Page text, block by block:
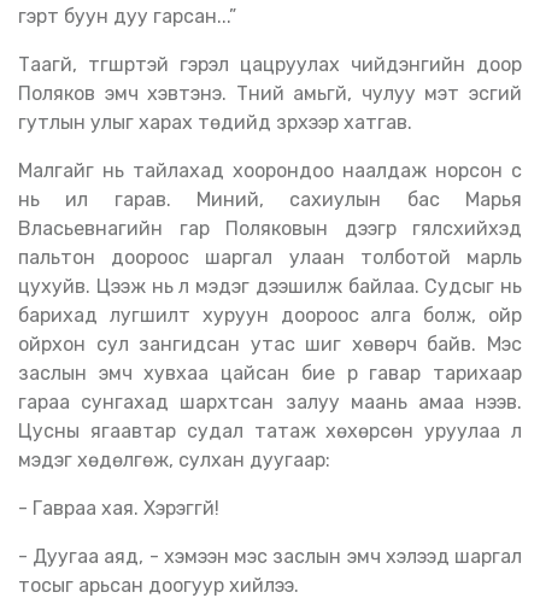
гэрт буун дуу гарсан...”
Таагүй, түгшүүртэй гэрэл цацруулах чийдэнгийн доор
Поляков эмч хэвтэнэ. Түүний амьгүй, чулуу мэт эсгий
гутлын улыг харах төдийд зүрхээр хатгав.
Малгайг нь тайлахад хоорондоо наалдаж норсон үс
нь ил гарав. Миний, сахиулын бас Марья
Власьевнагийн гар Поляковын дээгүүр гялсхийхэд
пальтон доороос шаргал улаан толботой марль
цухуйв. Цээж нь үл мэдэг дээшилж байлаа. Судсыг нь
барихад лугшилт хуруун доороос алга болж, ойр
ойрхон сул зангидсан утас шиг хөвөрч байв. Мэс
заслын эмч хувхаа цайсан бие рүү гавар тарихаар
гараа сунгахад шархтсан залуу маань амаа нээв.
Цусны ягаавтар судал татаж хөхөрсөн уруулаа үл
мэдэг хөдөлгөж, сулхан дуугаар:
- Гавраа хая. Хэрэггүй!
- Дуугаа аяд, - хэмээн мэс заслын эмч хэлээд шаргал
тосыг арьсан доогуур хийлээ.